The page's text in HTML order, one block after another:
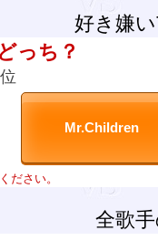
好き嫌
っち？
ださい。
全歌